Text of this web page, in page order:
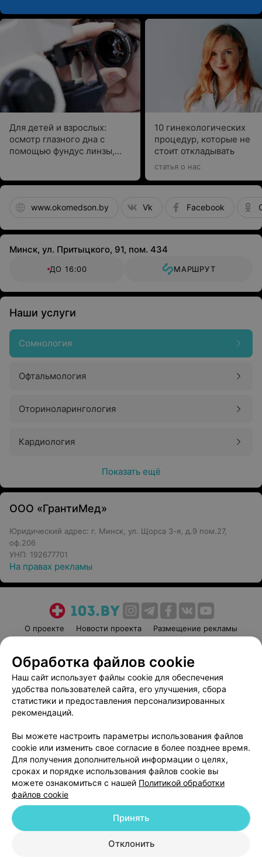
Для детей и взрослых:
осмотр глазного дна с
помощью фундус линзы,
10 гинекологических
процедур, которые не
стоит откладывать
статья о нас
www.okomedson.by Vk Facebook
Минск, ул. Притыцкого, 91, пом. 434
ДО 16:00 МАРШРУТ
Наши услуги
Сомнология
Офтальмология
Оториноларингология
Кардиология
Показать ещё
ООО «ГрантиМед»
Юридический адрес: г. Минск, ул. Щорса 3-я, д.9 пом.27,
оф.206
УНП: 192677701
На правах рекламы
О проекте Новости проекта
Размещение рекламы
Пользовательское соглашение
Способы оплаты
Вакансии
Партнеры
Написать руководителю 103.by
Обработка персональных данных
© 2026 ООО «Артокс Лаб», УНП 191700409
| 220012, Республика Беларусь,
Обработка файлов cookie
Наш сайт использует файлы cookie для обеспечения
удобства пользователей сайта, его улучшения, сбора
статистики и предоставления персонализированных
рекомендаций.
Вы можете настроить параметры использования файлов
cookie или изменить свое согласие в более позднее время.
Для получения дополнительной информации о целях,
сроках и порядке использования файлов cookie вы
можете ознакомиться с нашей Политикой обработки
файлов cookie
Отклонить
Принять